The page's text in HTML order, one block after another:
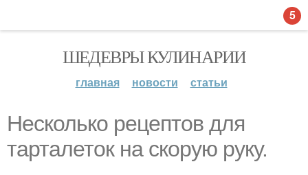
ШЕДЕВРЫ КУЛИНАРИИ
главная новости статьи
Несколько рецептов для
тарталеток на скорую руку.
5